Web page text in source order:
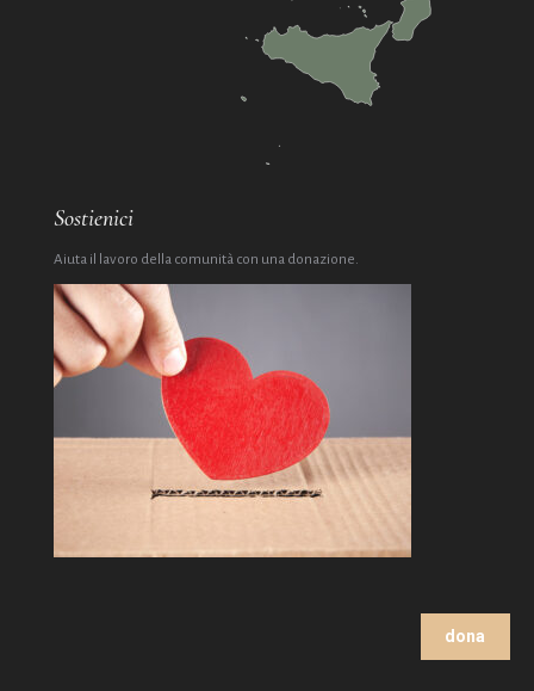
Sostienici
Aiuta il lavoro della comunità con una donazione.
dona